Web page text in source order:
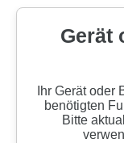
Gerät
Ihr Gerät oder
benötigten
Bitte